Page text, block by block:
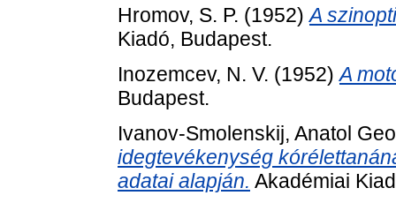
Hromov, S. P. (1952)A
Kiadó, Budapest.
Inozemcev, N. V. (1952)A
Budapest.
Ivanov-Smolenskij, Anatol
idegtevékenység
adatai alapján. Akadémiai